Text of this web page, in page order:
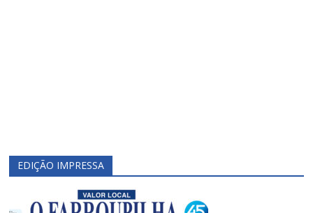
EDIÇÃO IMPRESSA